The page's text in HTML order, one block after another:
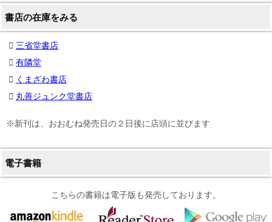
書店の在庫をみる
三省堂書店
有隣堂
くまざわ書店
丸善ジュンク堂書店
※新刊は、おおむね発売日の２日後に店頭に並びます
電子書籍
こちらの書籍は電子版も発売しております。